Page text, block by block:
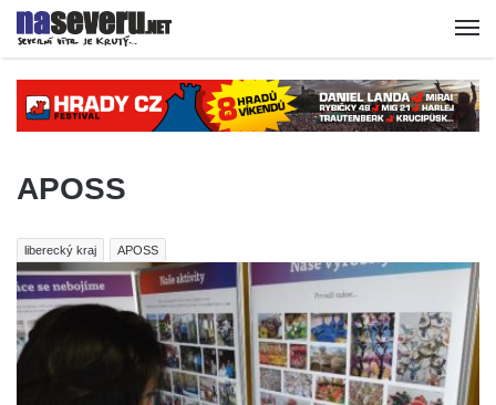
APOSS
liberecký kraj APOSS